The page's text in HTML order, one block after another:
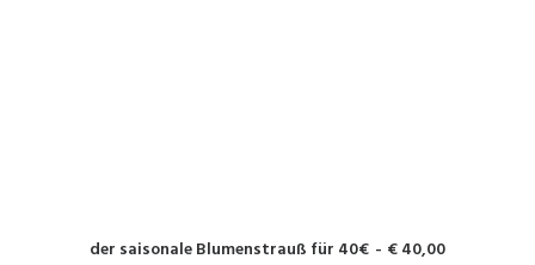
WEITERLESEN
der saisonale Blumenstrauß für 40€ €40,00